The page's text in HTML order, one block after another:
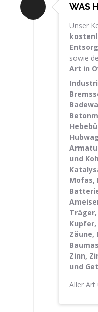
WAS
Unser
sowie
Art in
und
Mofas,
Zäune,
Zinn,
und
Aller Art